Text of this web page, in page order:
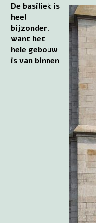
De basiliek is
heel
bijzonder,
want het
hele gebouw
is van binnen